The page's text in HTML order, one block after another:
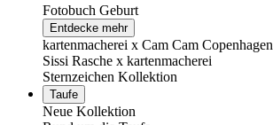
Fotobuch Geburt
Entdecke mehr
kartenmacherei x Cam Cam Copenhagen
Sissi Rasche x kartenmacherei
Sternzeichen Kollektion
Taufe
Neue Kollektion